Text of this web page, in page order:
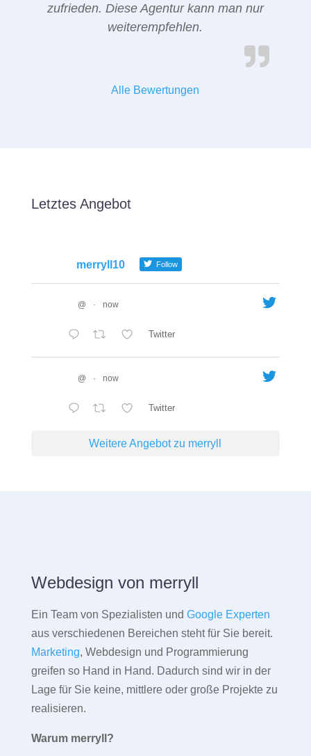
zufrieden. Diese Agentur kann man nur
weiterempfehlen.
Alle Bewertungen
Letztes Angebot
merryll10 Follow
@ · now
Twitter
@ · now
Twitter
Weitere Angebot zu merryll
Webdesign von merryll
Ein Team von Spezialisten und Google Experten
aus verschiedenen Bereichen steht für Sie bereit.
Marketing, Webdesign und Programmierung
greifen so Hand in Hand. Dadurch sind wir in der
Lage für Sie keine, mittlere oder große Projekte zu
realisieren.
Warum merryll?